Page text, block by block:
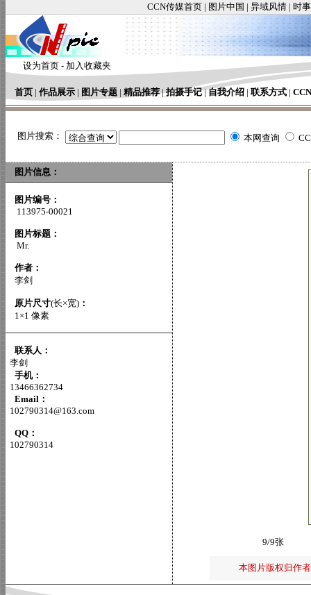
CCN传媒首页 | 图片中国 | 异域风情 | 时
设为首页 - 加入收藏夹
首页 | 作品展示 | 图片专题 | 精品推荐|拍摄手记|自我介绍 | 联系方式 |
图片搜索： 本网查询
图片信息：
图片编号：
113975-00021
图片标题：
Mr.
作者：
李剑
原片尺寸(长×宽) ：
1×1 像素
联系人：
李剑
手机：
13466362734
Email：
102790314@163.com
QQ：
102790314
9/9张
本图片版权归作